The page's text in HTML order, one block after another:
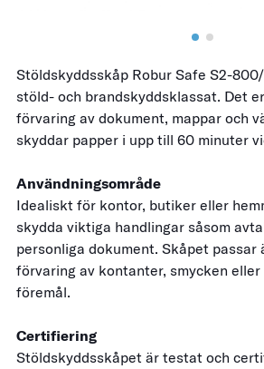
Stöldskyddsskåp Robur Safe S2-
stöld- och brandskyddsklassat. Det
förvaring av dokument, mappar och
skyddar papper i upp till 60 minuter
Användningsområde
Idealiskt för kontor, butiker eller
skydda viktiga handlingar såsom
personliga dokument. Skåpet
förvaring av kontanter, smycken
föremål.
Certifiering
Stöldskyddsskåpet är testat och